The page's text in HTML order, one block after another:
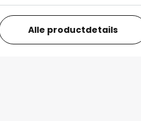
Alle productdetails